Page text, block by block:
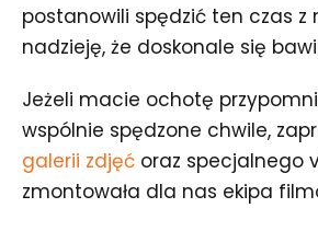
postanowili spędzić ten czas z
nadzieję, że doskonale się
Jeżeli macie ochotę
wspólnie spędzone chwile,
galerii zdjęć oraz specjalnego
zmontowała dla nas ekipa